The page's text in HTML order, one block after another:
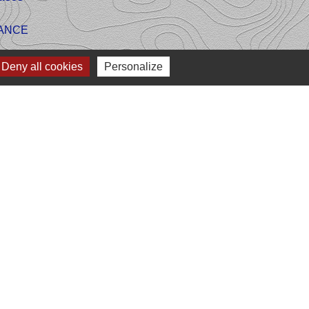
Deny all cookies Personalize